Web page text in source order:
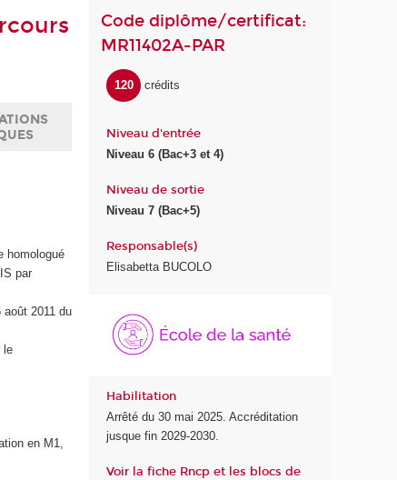
homologué
par
2011 du
le
en M1,
Code diplôme/certificat:
MR11402A-PAR
120 crédits
Niveau d'entrée
Niveau 6 (Bac+3 et 4)
Niveau de sortie
Niveau 7 (Bac+5)
Responsable(s)
Elisabetta BUCOLO
Habilitation
Arrêté du 30 mai 2025. Accréditation
jusque fin 2029-2030.
Voir la fiche Rncp et les blocs de